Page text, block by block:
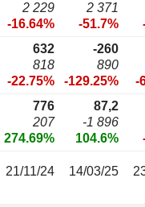
2 229
-16.64%
2 371
-51.7%
632
818
-22.75%
-260
890
-129.25%
-
776
207
274.69%
87,2
-1 896
104.6%
21/11/24 14/03/25